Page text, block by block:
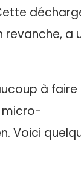
a
à faire
micro-
Voici